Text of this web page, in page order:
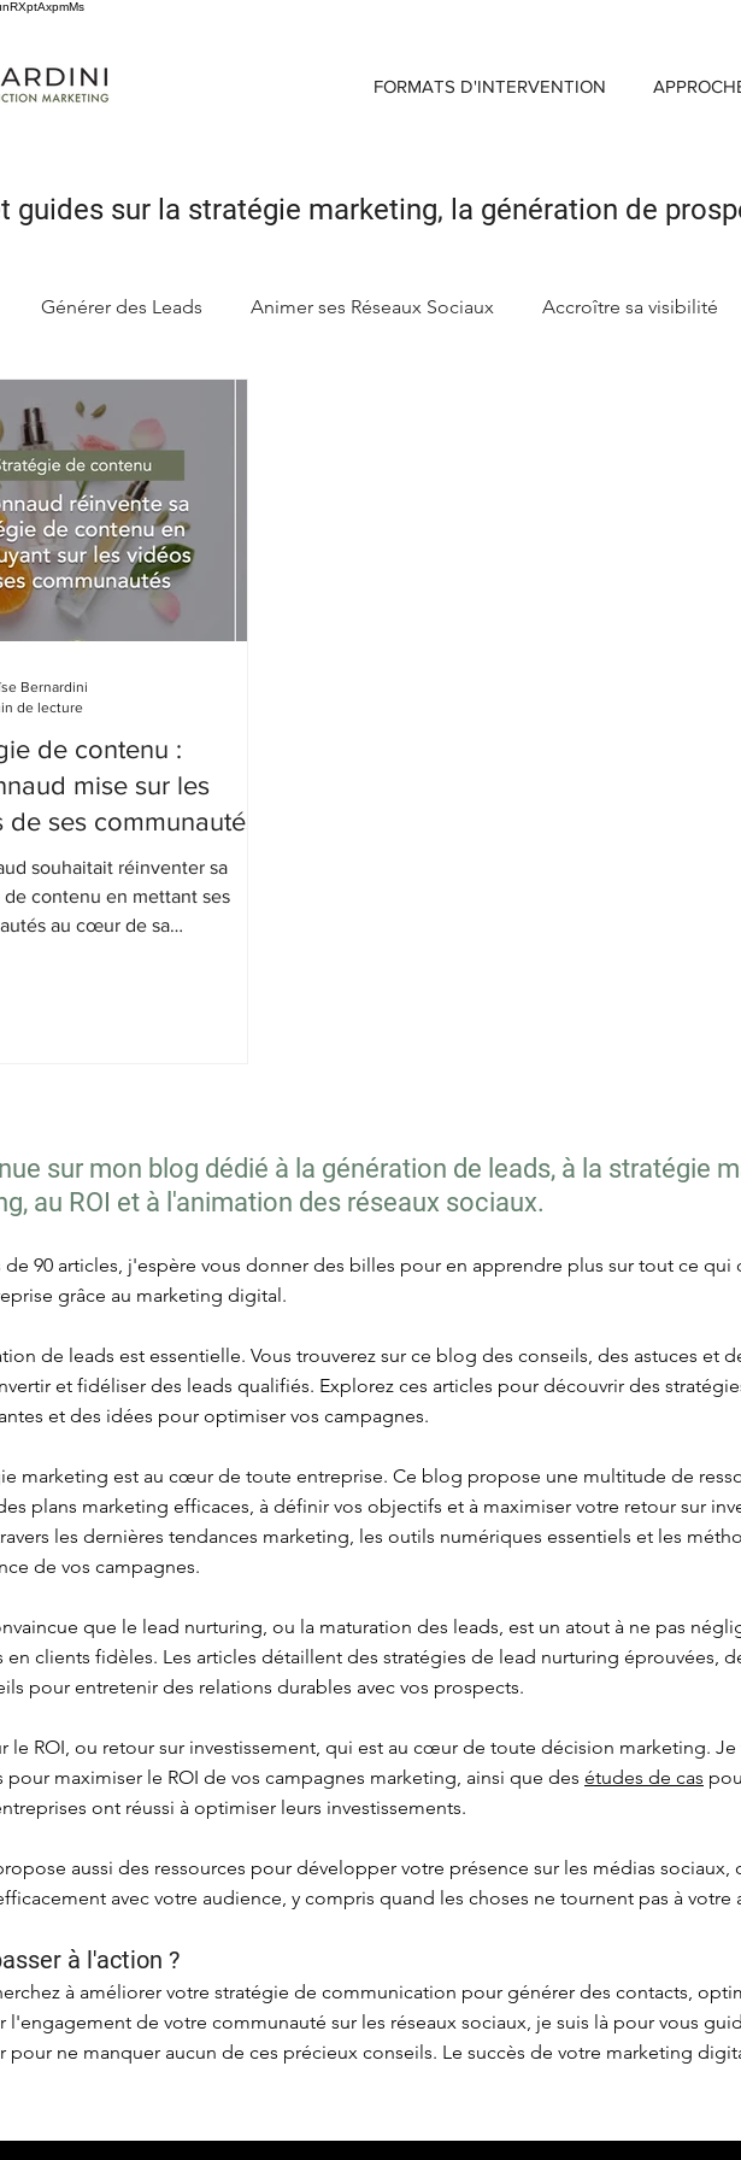
FORMATS D'INTERVENTION
guides surla stratégie marketing, la génération de
Générer des Leads Animer ses Réseaux Sociaux Accroître sa visibilité
sa stratégie marketing
de contenu :
mise sur les
ses communautés
souhaitait réinventer sa
de contenu en mettant ses
au cœur de sa
Bernardini
de lecture
sur mon blog dédié à la génération de leads, à la stratégie
au ROI et à l'animation des réseaux sociaux.
de 90 articles, j'espère vous donner des billes pour en apprendre plus sur tout ce qui
grâce au marketing digital.
de leads est essentielle. Vous trouverez sur ce blog des conseils, des astuces et
et fidéliser des leads qualifiés. Explorez ces articles pour découvrir des
et des idées pour optimiser vos campagnes.
marketing est au cœur de toute entreprise. Ce blog propose une multitude de
plans marketing efficaces, à définir vos objectifs et à maximiser votre retour sur
les dernières tendances marketing, les outils numériques essentiels et les
de vos campagnes.
que le lead nurturing, ou la maturation des leads, est un atout à ne pas
en clients fidèles. Les articles détaillent des stratégies de lead nurturing éprouvées,
pour entretenir des relations durables avec vos prospects.
le ROI, ou retour sur investissement, qui est au cœur de toute décision marketing.
pour maximiser le ROI de vos campagnes marketing, ainsi que des études de cas
ont réussi à optimiser leurs investissements.
aussi des ressources pour développer votre présence sur les médias
avec votre audience, y compris quand les choses ne tournent pas à votre
à l'action ?
à améliorer votre stratégie de communication pour générer des contacts,
l'engagement de votre communauté sur les réseaux sociaux, je suis là pour vous
pour ne manquer aucun de ces précieux conseils. Le succès de votre marketing